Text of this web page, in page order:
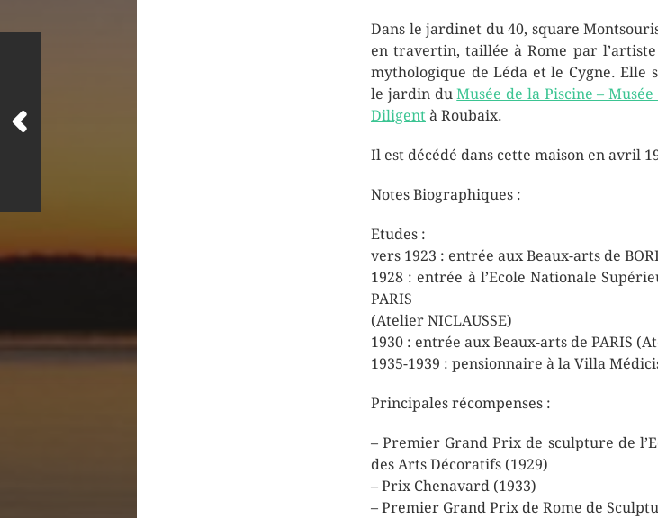
Dans le jardinet du 40, square
en travertin, taillée à Rome par
mythologique de Léda et le Cygne. Elle
le jardin duMusée de la Piscine –
Diligent à Roubaix.
Il est décédé dans cette maison en avril
Notes Biographiques :
Etudes :
vers 1923 : entrée aux Beaux-arts de
1928 : entrée à l’Ecole Nationale
PARIS
(Atelier NICLAUSSE)
1930 : entrée aux Beaux-arts de PARIS
1935-1939 : pensionnaire à la Villa
Principales récompenses :
– Premier Grand Prix de sculpture de
des Arts Décoratifs (1929)
– Prix Chenavard (1933)
– Premier Grand Prix de Rome de